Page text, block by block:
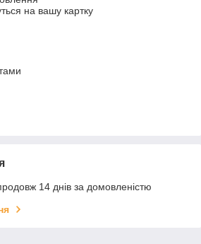
на вашу картку
14 днів за домовленістю